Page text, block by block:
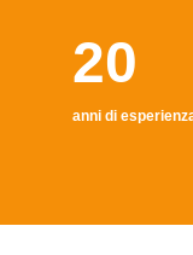
20
anni di